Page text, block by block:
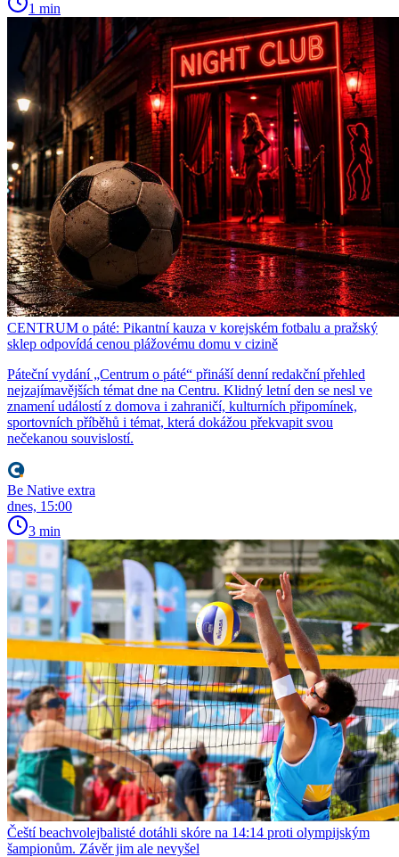
1 min
CENTRUM o páté: Pikantní kauza v korejském fotbalu a pražský
sklep odpovídá cenou plážovému domu v cizině
Páteční vydání „Centrum o páté“ přináší denní redakční přehled
nejzajímavějších témat dne na Centru. Klidný letní den se nesl ve
znamení událostí z domova i zahraničí, kulturních připomínek,
sportovních příběhů i témat, která dokážou překvapit svou
nečekanou souvislostí.
Be Native extra
dnes, 15:00
3 min
Čeští beachvolejbalisté dotáhli skóre na 14:14 proti olympijským
šampionům. Závěr jim ale nevyšel